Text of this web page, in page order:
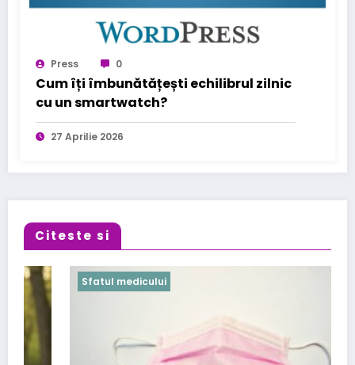
Press 0
Cum îți îmbunătățești echilibrul zilnic
cu un smartwatch?
27 Aprilie 2026
Citeste si
Sfatul medicului